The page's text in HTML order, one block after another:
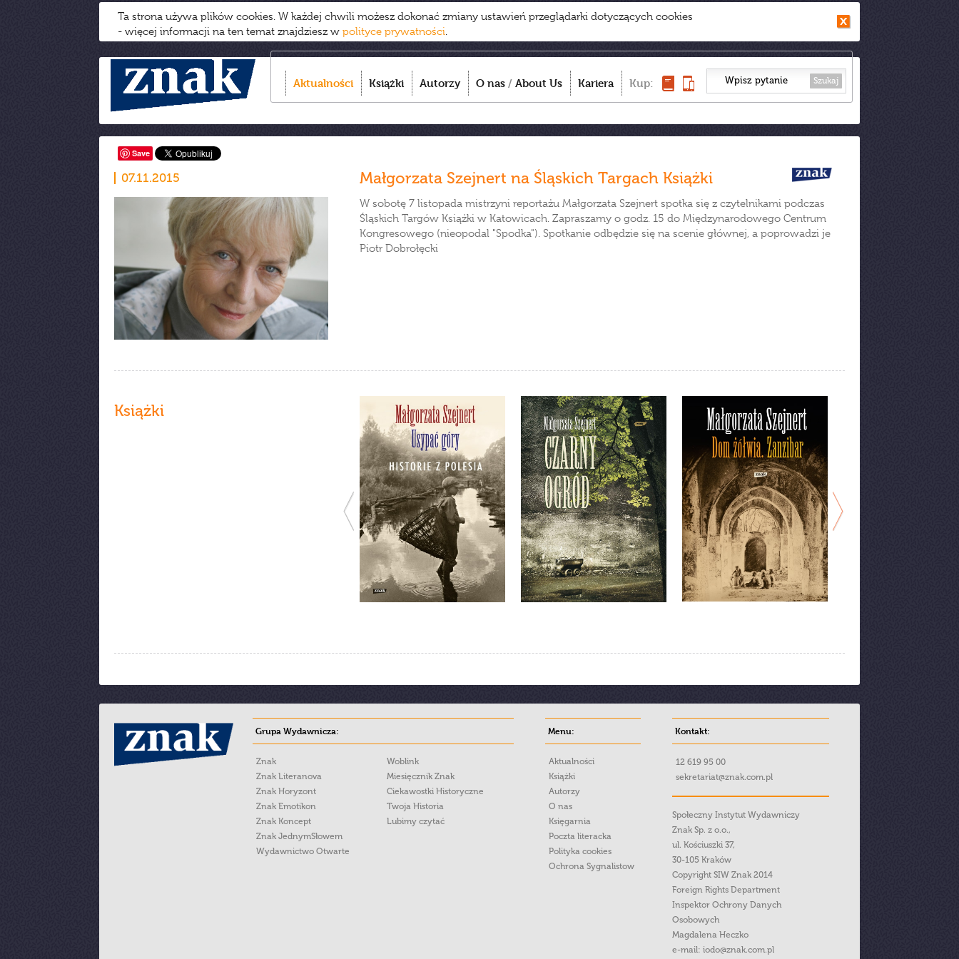
Ta strona używa plików cookies. W każdej chwili możesz dokonać zmiany ustawień przeglądarki dotyczących cookies
- więcej informacji na ten temat znajdziesz w polityce prywatności.
Aktualności Książki Autorzy O nas / About Us Kariera Kup: Szukaj
Save
07.11.2015 Małgorzata Szejnert na Śląskich Targach Książki
W sobotę 7 listopada mistrzyni reportażu Małgorzata Szejnert spotka się z czytelnikami podczas
Śląskich Targów Książki w Katowicach. Zapraszamy o godz. 15 do Międzynarodowego Centrum
Kongresowego (nieopodal "Spodka"). Spotkanie odbędzie się na scenie głównej, a poprowadzi je
Piotr Dobrołęcki
Książki
Grupa Wydawnicza:
Znak
Znak Literanova
Znak Horyzont
Znak Emotikon
Znak Koncept
Znak JednymSłowem
Wydawnictwo Otwarte
Woblink
Miesięcznik Znak
Ciekawostki Historyczne
Twoja Historia
Lubimy czytać
Menu:
Aktualności
Książki
Autorzy
O nas
Księgarnia
Poczta literacka
Polityka cookies
Ochrona Sygnalistow
Kontakt:
12 619 95 00
sekretariat@znak.com.pl
Społeczny Instytut Wydawniczy
Znak Sp. z o.o.,
ul. Kościuszki 37,
30-105 Kraków
Copyright SIW Znak 2014
Foreign Rights Department
Inspektor Ochrony Danych
Osobowych
Magdalena Heczko
e-mail: iodo@znak.com.pl